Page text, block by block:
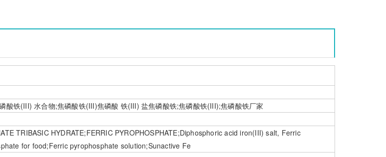
铁(III) 水合物;焦磷酸铁(III)焦磷酸 铁(III) 盐焦磷酸铁;焦磷酸铁(III);焦磷酸铁厂家
TRIBASIC HYDRATE;FERRIC PYROPHOSPHATE;Diphosphoric acid iron(III) salt, Ferric
for food;Ferric pyrophosphate solution;Sunactive Fe